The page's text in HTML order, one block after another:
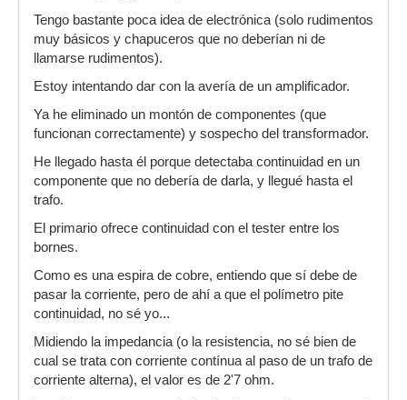
Tengo bastante poca idea de electrónica (solo rudimentos
muy básicos y chapuceros que no deberían ni de
llamarse rudimentos).
Estoy intentando dar con la avería de un amplificador.
Ya he eliminado un montón de componentes (que
funcionan correctamente) y sospecho del transformador.
He llegado hasta él porque detectaba continuidad en un
componente que no debería de darla, y llegué hasta el
trafo.
El primario ofrece continuidad con el tester entre los
bornes.
Como es una espira de cobre, entiendo que sí debe de
pasar la corriente, pero de ahí a que el polímetro pite
continuidad, no sé yo...
Midiendo la impedancia (o la resistencia, no sé bien de
cual se trata con corriente contínua al paso de un trafo de
corriente alterna), el valor es de 2'7 ohm.